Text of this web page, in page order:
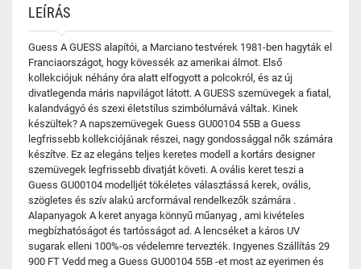
LEÍRÁS
Guess A GUESS alapítói, a Marciano testvérek 1981-ben hagyták el
Franciaországot, hogy kövessék az amerikai álmot. Első
kollekciójuk néhány óra alatt elfogyott a polcokról, és az új
divatlegenda máris napvilágot látott. A GUESS szemüvegek a fiatal,
kalandvágyó és szexi életstílus szimbólumává váltak. Kinek
készültek? A napszemüvegek Guess GU00104 55B a Guess
legfrissebb kollekciójának részei, nagy gondossággal nők számára
készítve. Ez az elegáns teljes keretes modell a kortárs designer
szemüvegek legfrissebb divatját követi. A ovális keret teszi a
Guess GU00104 modelljét tökéletes választássá kerek, ovális,
szögletes és szív alakú arcformával rendelkezők számára .
Alapanyagok A keret anyaga könnyű műanyag , ami kivételes
megbízhatóságot és tartósságot ad. A lencséket a káros UV
sugarak elleni 100%-os védelemre tervezték. Ingyenes Szállítás 29
900 FT Vedd meg a Guess GU00104 55B -et most az eyerimen és